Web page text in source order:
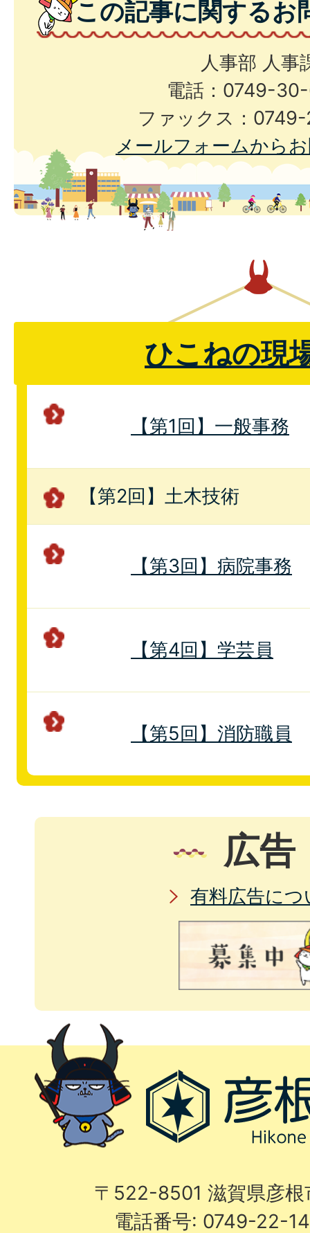
この記事に関するお
人事部 人事
電話：0749-
ファックス：
メールフォームから
ひこねの現
【第1回】一般事務
【第2回】土木技術
【第3回】病院事務
【第4回】学芸員
【第5回】消防職員
広告
有料広告につ
〒522-8501 滋賀県彦
電話番号: 0749-22-